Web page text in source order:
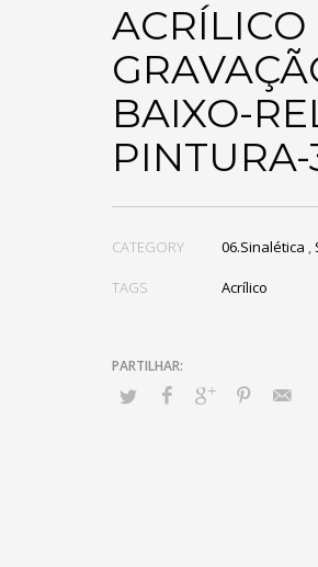
ACRÍLICO
BAIXO-
PINTURA-
CATEGORY 06.Sinalética ,
TAGS Acrílico